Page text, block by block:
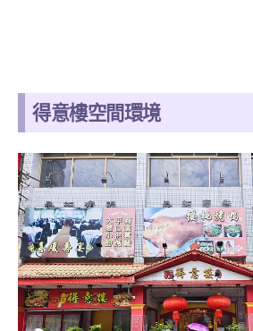
得意樓空間環境